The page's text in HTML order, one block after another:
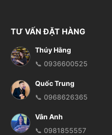
TƯ VẤN ĐẶT HÀNG
Thúy Hằng
📞 0936600525
Quốc Trung
📞 0968626365
Vân Anh
📞 0981855557